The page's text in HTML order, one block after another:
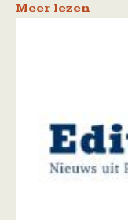
Meer lezen